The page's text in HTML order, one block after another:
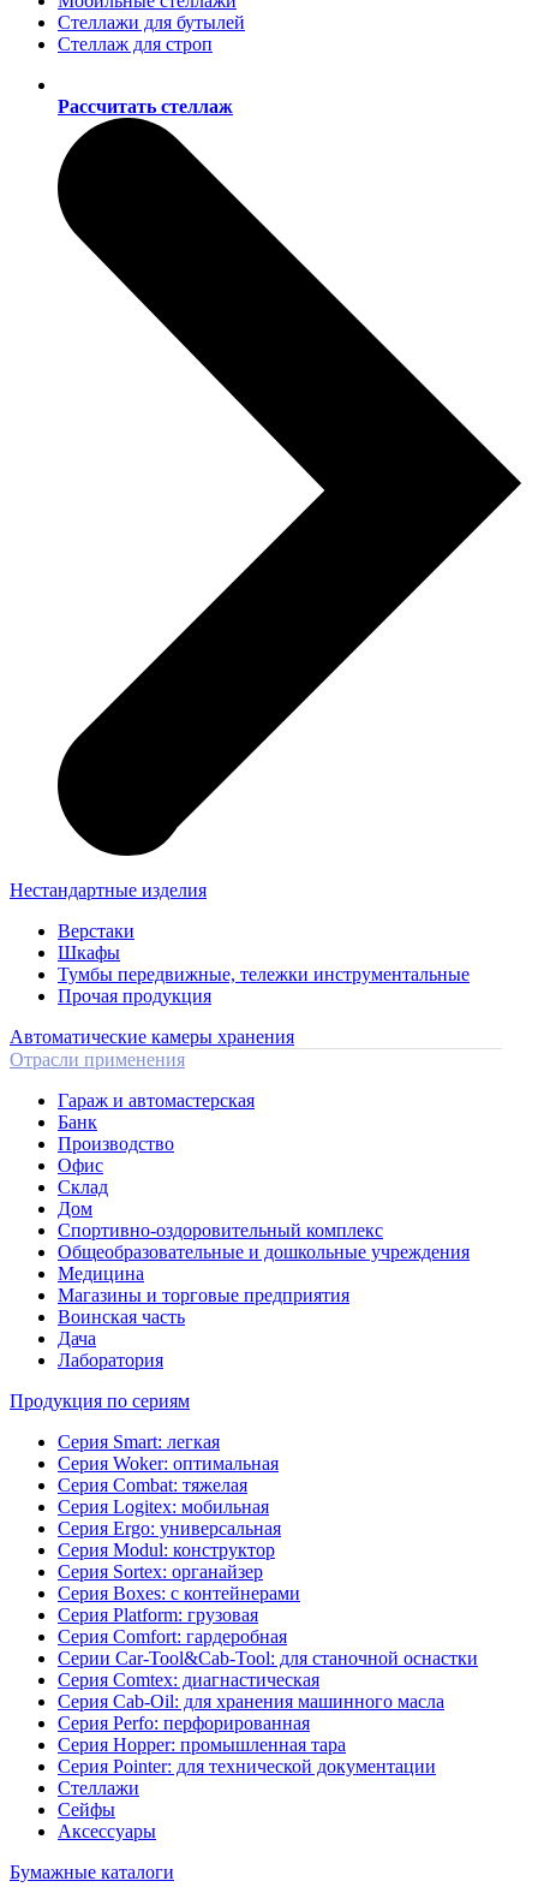
Стеллажи для бутылей
Стеллаж для строп
Рассчитать стеллаж
Нестандартные изделия
Верстаки
Шкафы
Тумбы передвижные, тележки инструментальные
Прочая продукция
Автоматические камеры хранения
Отрасли применения
Гараж и автомастерская
Банк
Производство
Офис
Склад
Дом
Спортивно-оздоровительный комплекс
Общеобразовательные и дошкольные учреждения
Медицина
Магазины и торговые предприятия
Воинская часть
Дача
Лаборатория
Продукция по сериям
Серия Smart: легкая
Серия Woker: оптимальная
Серия Combat: тяжелая
Серия Logitex: мобильная
Серия Ergo: универсальная
Серия Modul: конструктор
Серия Sortex: органайзер
Серия Boxes: с контейнерами
Серия Platform: грузовая
Серия Comfort: гардеробная
Серии Car-Tool&Cab-Tool: для станочной оснастки
Серия Comtex: диагнастическая
Серия Cab-Oil: для хранения машинного масла
Серия Perfo: перфорированная
Серия Hopper: промышленная тара
Серия Pointer: для технической документации
Стеллажи
Сейфы
Аксессуары
Бумажные каталоги